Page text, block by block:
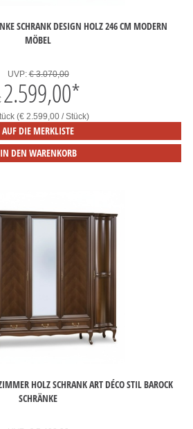
SCHRANK DESIGN HOLZ 246 CM MODERN
MÖBEL
UVP:€ 3.070,00
2.599,00*
(€ 2.599,00 / Stück)
AUF DIE MERKLISTE
IN DEN WARENKORB
HOLZ SCHRANK ART DÉCO STIL BAROCK
SCHRÄNKE